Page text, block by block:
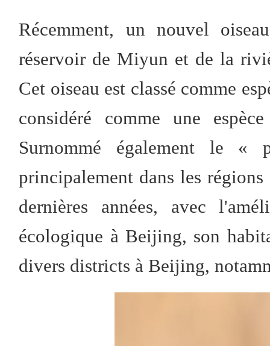
Récemment, un nouvel
réservoir de Miyun et de la
Cet oiseau est classé comme
considéré comme une
Surnommé également le
principalement dans les
dernières années, avec
écologique à Beijing, son
divers districts à Beijing,